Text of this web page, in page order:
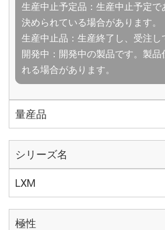
生産中止予定品：生産中止予定
決められている場合があります。
生産中止品：生産終了し、受注し
開発中：開発中の製品です。製品
れる場合があります。
量産品
シリーズ名
LXM
極性